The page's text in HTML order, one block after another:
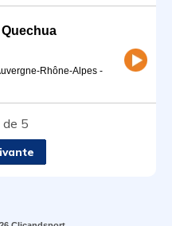
Rhône-Alpes -
de 5